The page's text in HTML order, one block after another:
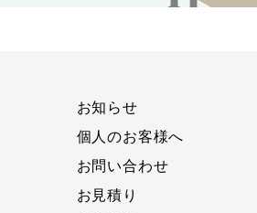
お知らせ
個人のお客様へ
お問い合わせ
お見積り